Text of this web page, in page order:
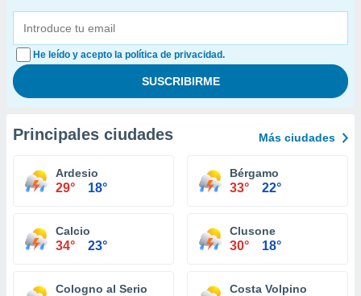
He leído y acepto la política de privacidad.
Principales ciudades Más ciudades
Ardesio
29° 18°
Bérgamo
33° 22°
Calcio
34° 23°
Clusone
30° 18°
Cologno al Serio Costa Volpino